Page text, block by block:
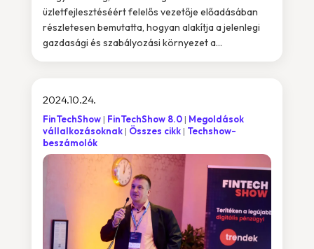
üzletfejlesztéséért felelős vezetője előadásában
részletesen bemutatta, hogyan alakítja a jelenlegi
gazdasági és szabályozási környezet a...
2024.10.24.
FinTechShow FinTechShow 8.0
Megoldások
vállalkozásoknak
Összes cikk
Techshow-
beszámolók